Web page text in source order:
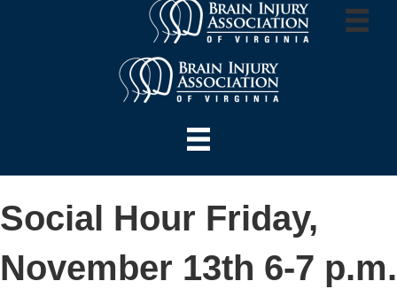
Social Hour Friday,
November 13th 6-7 p.m.